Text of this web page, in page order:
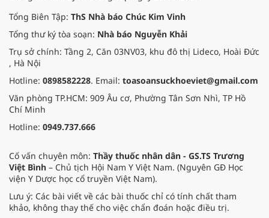
Tổng Biên Tập: ThS Nhà báo Chúc Kim Vinh
Tổng thư ký tòa soạn: Nhà báo Nguyễn Khải
Trụ sở chính: Tầng 2, Căn 03NV03, khu đô thị Lideco, Hoài Đức
, Hà Nội
Hotline: 0898582228. Email: toasoansuckhoeviet@gmail.com
Văn phòng TP.HCM: 909 Âu cơ, Phường Tân Sơn Nhì, TP Hồ
Chí Minh
Hotline: 0949.737.666
Cố vấn chuyên môn: Thầy thuốc nhân dân - GS.TS Trương
Việt Bình – Chủ tịch Hội Nam Y Việt Nam. (Nguyên GĐ Học
viện Y Dược học cổ truyền Việt Nam).
Lưu ý: Các bài viết về các bài thuốc chỉ có tính chất tham
khảo, không thay thế cho việc chẩn đoán hoặc điều trị.